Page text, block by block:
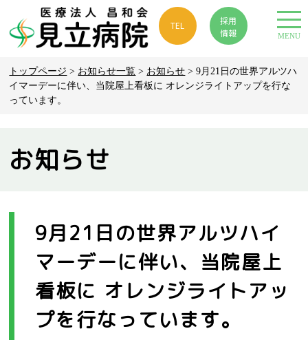
TEL
採用
情報
MENU
トップページ > お知らせ一覧 > お知らせ > 9月21日の世界アルツハ
イマーデーに伴い、当院屋上看板に オレンジライトアップを行な
っています。
お知らせ
9月21日の世界アルツハイ
マーデーに伴い、当院屋上
看板に オレンジライトアッ
プを行なっています。